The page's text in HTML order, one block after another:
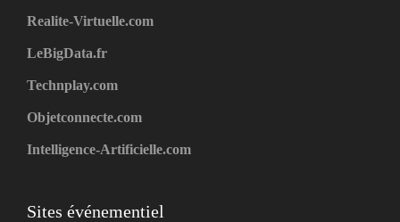
Realite-Virtuelle.com
LeBigData.fr
Technplay.com
Objetconnecte.com
Intelligence-Artificielle.com
Sites événementiel